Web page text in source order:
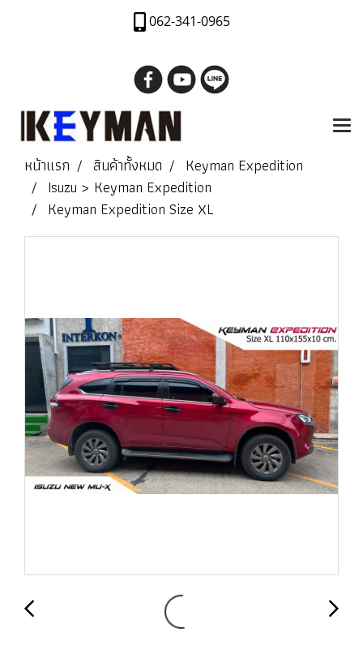
062-341-0965
หน้าแรก สินค้าทั้งหมด
Keyman Expedition
Isuzu > Keyman Expedition
Keyman Expedition Size XL